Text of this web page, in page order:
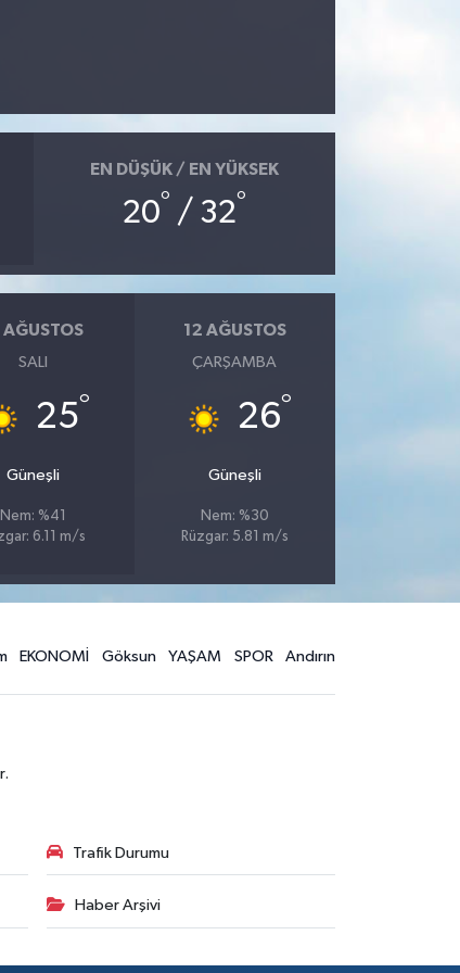
EN DÜŞÜK / EN YÜKSEK
20° / 32°
AĞUSTOS
SALI
25°
Güneşli
Nem: %41
6.11 m/s
12 AĞUSTOS
ÇARŞAMBA
26°
Güneşli
Nem: %30
Rüzgar: 5.81 m/s
EKONOMİ Göksun YAŞAM SPOR Andırın
Trafik Durumu
Haber Arşivi